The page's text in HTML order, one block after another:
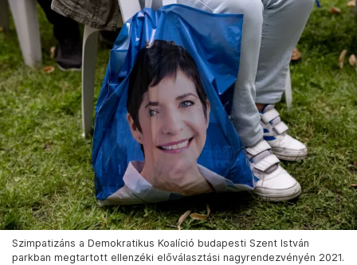
Szimpatizáns a Demokratikus Koalíció budapesti Szent István
parkban megtartott ellenzéki előválasztási nagyrendezvényén 2021.